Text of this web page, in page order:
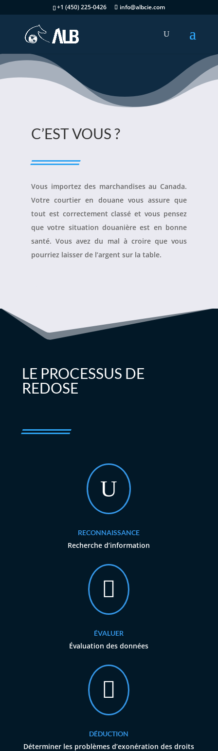
+1 (450) 225-0426 info@albcie.com
C’EST VOUS ?
Vous importez des marchandises au Canada.
Votre courtier en douane vous assure que
tout est correctement classé et vous pensez
que votre situation douanière est en bonne
santé. Vous avez du mal à croire que vous
pourriez laisser de l’argent sur la table.
LE PROCESSUS DE
REDOSE
U
RECONNAISSANCE
Recherche d’information

ÉVALUER
Évaluation des données

DÉDUCTION
Déterminer les problèmes d’exonération des droits